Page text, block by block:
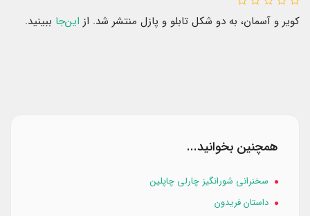
کویر و آسمان، به دو شکل تابلو و پازل منتشر شد. از این‌جا ببینید.
همچنین بخوانید...
سخنرانی شورانگیز چارلی چاپلین
داستان فریدون